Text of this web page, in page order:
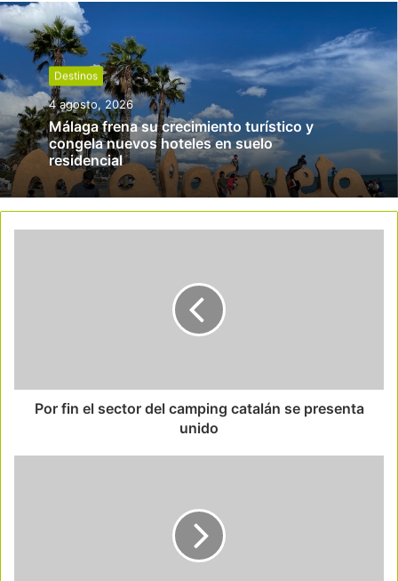
Destinos
4 agosto, 2026
Málaga frena su crecimiento turístico y
congela nuevos hoteles en suelo
residencial
Por fin el sector del camping catalán se presenta
unido